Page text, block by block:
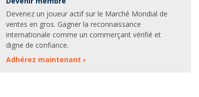
Devenez un joueur actif sur le Marché Mondial de
ventes en gros. Gagner la reconnaissance
internationale comme un commerçant vérifié et
digne de confiance.
Adhérez maintenant